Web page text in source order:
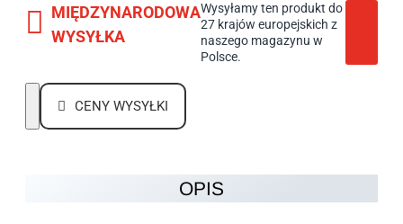
MIĘDZYNARODOWA
WYSYŁKA
Wysyłamy ten produkt do
27 krajów europejskich z
naszego magazynu w
Polsce.
CENY WYSYŁKI
OPIS